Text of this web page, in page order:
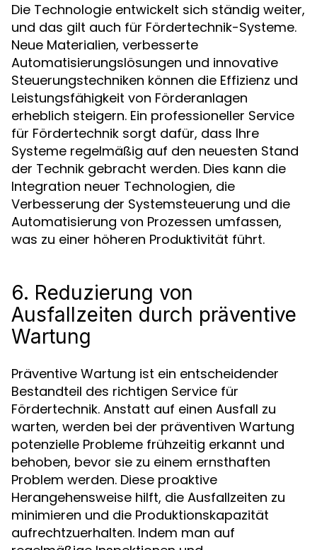
Die Technologie entwickelt sich ständig weiter,
und das gilt auch für Fördertechnik-Systeme.
Neue Materialien, verbesserte
Automatisierungslösungen und innovative
Steuerungstechniken können die Effizienz und
Leistungsfähigkeit von Förderanlagen
erheblich steigern. Ein professioneller Service
für Fördertechnik sorgt dafür, dass Ihre
Systeme regelmäßig auf den neuesten Stand
der Technik gebracht werden. Dies kann die
Integration neuer Technologien, die
Verbesserung der Systemsteuerung und die
Automatisierung von Prozessen umfassen,
was zu einer höheren Produktivität führt.
6. Reduzierung von
Ausfallzeiten durch präventive
Wartung
Präventive Wartung ist ein entscheidender
Bestandteil des richtigen Service für
Fördertechnik. Anstatt auf einen Ausfall zu
warten, werden bei der präventiven Wartung
potenzielle Probleme frühzeitig erkannt und
behoben, bevor sie zu einem ernsthaften
Problem werden. Diese proaktive
Herangehensweise hilft, die Ausfallzeiten zu
minimieren und die Produktionskapazität
aufrechtzuerhalten. Indem man auf